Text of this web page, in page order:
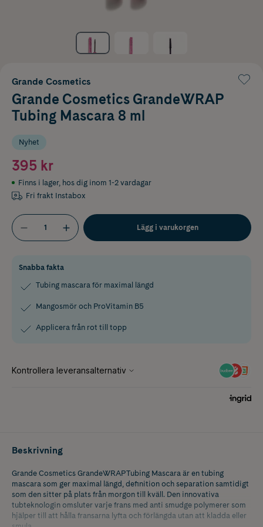
Grande Cosmetics
Grande Cosmetics GrandeWRAP
Tubing Mascara 8 ml
Nyhet
395 kr
Finns i lager, hos dig inom 1-2 vardagar
Fri frakt Instabox
Lägg i varukorgen
Snabba fakta
Tubing mascara för maximal längd
Mangosmör och ProVitamin B5
Applicera från rot till topp
Beskrivning
Grande Cosmetics GrandeWRAP Tubing Mascara är en tubing
mascara som ger maximal längd, definition och separation samtidigt
som den sitter på plats från morgon till kväll. Den innovativa
tubteknologin omsluter varje frans med anti smudge polymerer som
hjälper till att hålla fransarna lyfta och förlängda utan att kladda eller